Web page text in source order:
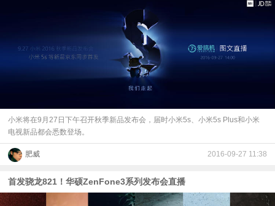
小米将在9月27日下午召开秋季新品发布会，届时小米5s、小米5s Plus和小米
电视新品都会悉数登场。
肥威 2016-09-27 11:38
首发骁龙821！华硕ZenFone3系列发布会直播